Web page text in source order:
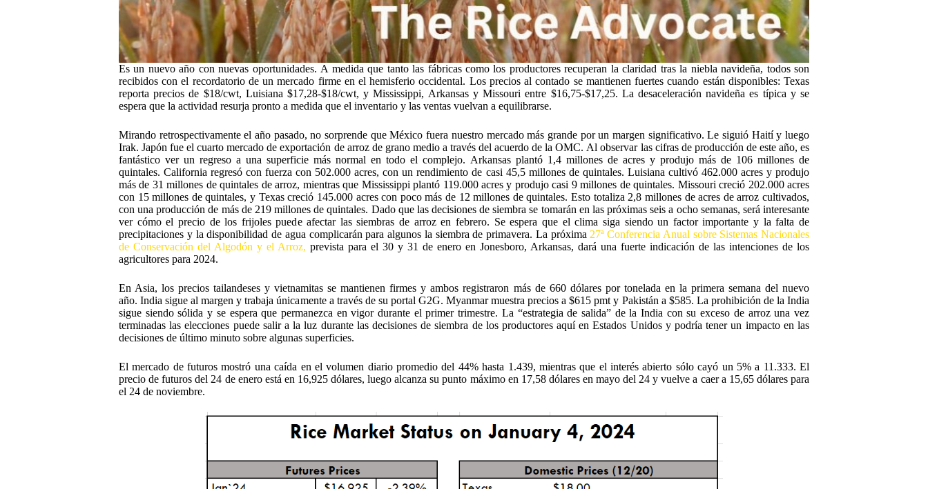
Es un nuevo año con nuevas oportunidades. A medida que tanto las fábricas como los productores recuperan la claridad tras la niebla navideña, todos son
recibidos con el recordatorio de un mercado firme en el hemisferio occidental. Los precios al contado se mantienen fuertes cuando están disponibles: Texas
reporta precios de $18/cwt, Luisiana $17,28-$18/cwt, y Mississippi, Arkansas y Missouri entre $16,75-$17,25. La desaceleración navideña es típica y se
espera que la actividad resurja pronto a medida que el inventario y las ventas vuelvan a equilibrarse.
Mirando retrospectivamente el año pasado, no sorprende que México fuera nuestro mercado más grande por un margen significativo. Le siguió Haití y luego
Irak. Japón fue el cuarto mercado de exportación de arroz de grano medio a través del acuerdo de la OMC. Al observar las cifras de producción de este año, es
fantástico ver un regreso a una superficie más normal en todo el complejo. Arkansas plantó 1,4 millones de acres y produjo más de 106 millones de
quintales. California regresó con fuerza con 502.000 acres, con un rendimiento de casi 45,5 millones de quintales. Luisiana cultivó 462.000 acres y produjo
más de 31 millones de quintales de arroz, mientras que Mississippi plantó 119.000 acres y produjo casi 9 millones de quintales. Missouri creció 202.000 acres
con 15 millones de quintales, y Texas creció 145.000 acres con poco más de 12 millones de quintales. Esto totaliza 2,8 millones de acres de arroz cultivados,
con una producción de más de 219 millones de quintales. Dado que las decisiones de siembra se tomarán en las próximas seis a ocho semanas, será interesante
ver cómo el precio de los frijoles puede afectar las siembras de arroz en febrero. Se espera que el clima siga siendo un factor importante y la falta de
precipitaciones y la disponibilidad de agua complicarán para algunos la siembra de primavera. La próxima 27ª Conferencia Anual sobre Sistemas Nacionales
de Conservación del Algodón y el Arroz, prevista para el 30 y 31 de enero en Jonesboro, Arkansas, dará una fuerte indicación de las intenciones de los
agricultores para 2024.
En Asia, los precios tailandeses y vietnamitas se mantienen firmes y ambos registraron más de 660 dólares por tonelada en la primera semana del nuevo
año. India sigue al margen y trabaja únicamente a través de su portal G2G. Myanmar muestra precios a $615 pmt y Pakistán a $585. La prohibición de la India
sigue siendo sólida y se espera que permanezca en vigor durante el primer trimestre. La “estrategia de salida” de la India con su exceso de arroz una vez
terminadas las elecciones puede salir a la luz durante las decisiones de siembra de los productores aquí en Estados Unidos y podría tener un impacto en las
decisiones de último minuto sobre algunas superficies.
El mercado de futuros mostró una caída en el volumen diario promedio del 44% hasta 1.439, mientras que el interés abierto sólo cayó un 5% a 11.333. El
precio de futuros del 24 de enero está en 16,925 dólares, luego alcanza su punto máximo en 17,58 dólares en mayo del 24 y vuelve a caer a 15,65 dólares para
el 24 de noviembre.